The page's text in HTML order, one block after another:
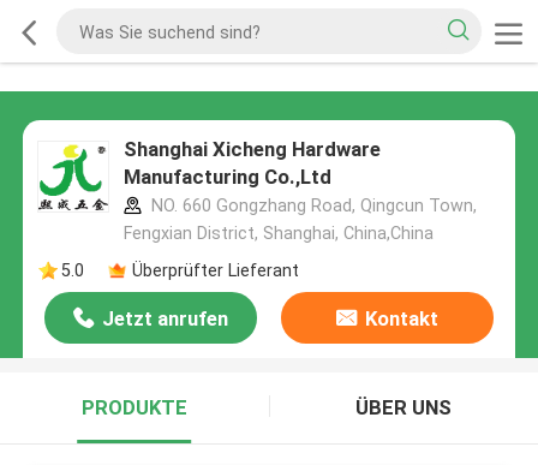
Shanghai Xicheng Hardware
Manufacturing Co.,Ltd
NO. 660 Gongzhang Road, Qingcun Town,
Fengxian District, Shanghai, China,China
5.0
Überprüfter Lieferant
Jetzt anrufen Kontakt
PRODUKTE ÜBER UNS